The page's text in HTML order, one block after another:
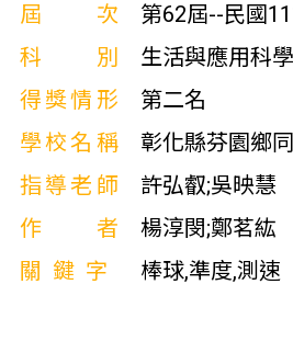
屆次
第62屆--民國
科別
生活與應用科
得獎情形
第二名
學校名稱
彰化縣芬園鄉
指導老師
許弘叡;吳映慧
作者
楊淳閔;鄭茗紘
關鍵字
棒球,準度,測速